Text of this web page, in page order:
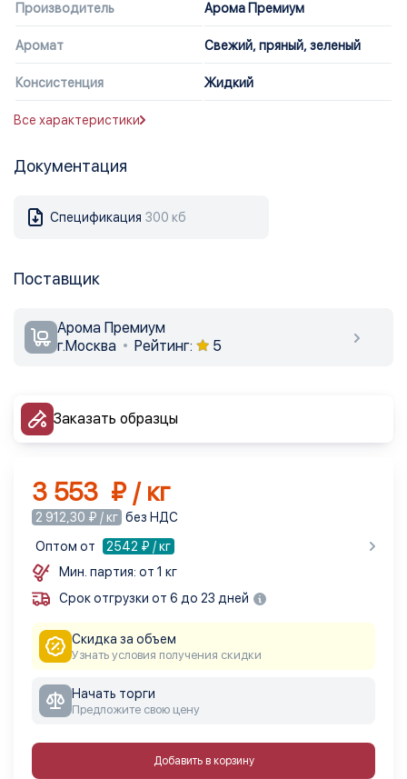
Производитель Арома Премиум
Аромат Свежий, пряный, зеленый
Консистенция Жидкий
Все характеристики
Документация
Спецификация 300 кб
Поставщик
Арома Премиум
г.Москва
Рейтинг: 5
Заказать образцы
3 553 ₽ / кг
2 912,30 ₽ / кг без НДС
Оптом от
2542 ₽ / кг
Мин. партия: от 1 кг
Срок отгрузки от 6 до 23 дней
Скидка за объем
Узнать условия получения скидки
Начать торги
Предложите свою цену
Добавить в корзину